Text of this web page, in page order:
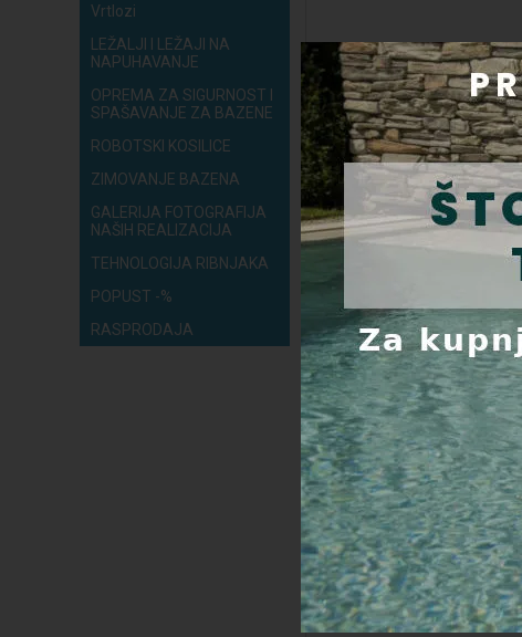
Vrtlozi
LEŽALJI I LEŽAJI NA
NAPUHAVANJE
OPREMA ZA SIGURNOST I
SPAŠAVANJE ZA BAZENE
ROBOTSKI KOSILICE
ZIMOVANJE BAZENA
GALERIJA FOTOGRAFIJA
NAŠIH REALIZACIJA
TEHNOLOGIJA RIBNJAKA
POPUST -%
RASPRODAJA
Rezervni dijelovi za
inox ljestve sa Luxe
stepenicama, 4
AISI 316 - šifra
05482
Šifra proizvoda:
Rezervni dijelovi za
automatski omekšivač
Aquadial 20